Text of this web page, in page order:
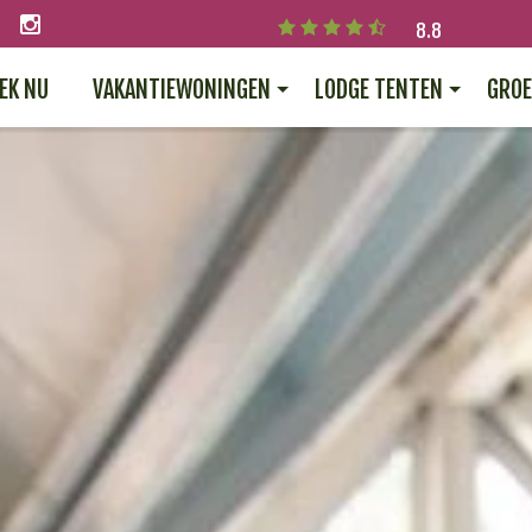
8.8
NU VAKANTIEWONINGEN LODGE TENTEN